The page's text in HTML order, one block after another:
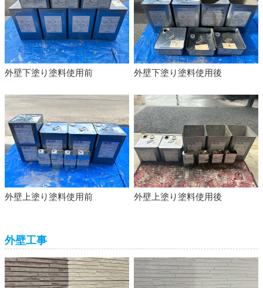
外壁下塗り塗料使用前 外壁下塗り塗料使用後
外壁上塗り塗料使用前 外壁上塗り塗料使用後
外壁工事